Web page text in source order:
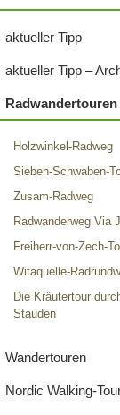
aktueller Tipp
aktueller Tipp –
Radwandertouren
Holzwinkel-Radweg
Sieben-Schwaben-
Zusam-Radweg
Radwanderweg Via
Freiherr-von-Zech-
Witaquelle-
Die Kräutertour
Stauden
Wandertouren
Nordic Walking-